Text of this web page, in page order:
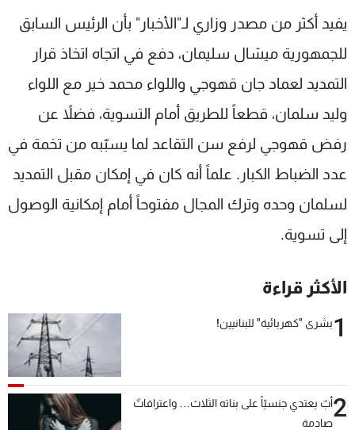
يفيد أكثر من مصدر وزاري لـ"الأخبار" بأن الرئيس السابق
للجمهورية ميشال سليمان، دفع في اتجاه اتخاذ قرار
التمديد لعماد جان قهوجي واللواء محمد خير مع اللواء
وليد سلمان، قطعاً للطريق أمام التسوية، فضلاً عن
رفض قهوجي لرفع سن التقاعد لما يسبّبه من تخمة في
عدد الضباط الكبار. علماً أنه كان في إمكان مقبل التمديد
لسلمان وحده وترك المجال مفتوحاً أمام إمكانية الوصول
إلى تسوية.
الأكثر قراءة
1بشرى "كهربائية" للبنانيين!
2أبٌ يعتدي جنسيّاً على بناته الثلاث… واعترافاتٌ
صادمة
عن MTV
لاعلاناتكم
وظائف
شروط الإسـتخدام